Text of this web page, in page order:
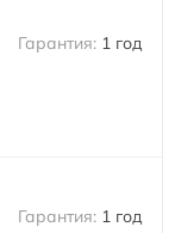
1 год
1 год